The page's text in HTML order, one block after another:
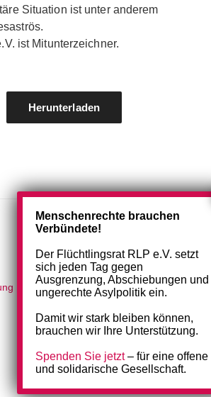
Situation ist unter anderem
ist Mitunterzeichner.
Herunterladen
Menschenrechte brauchen
Verbündete!
Der Flüchtlingsrat RLP e.V. setzt
sich jeden Tag gegen
Ausgrenzung, Abschiebungen und
ungerechte Asylpolitik ein.
Damit wir stark bleiben können,
brauchen wir Ihre Unterstützung.
Spenden Sie jetzt– für eine offene
und solidarische Gesellschaft.